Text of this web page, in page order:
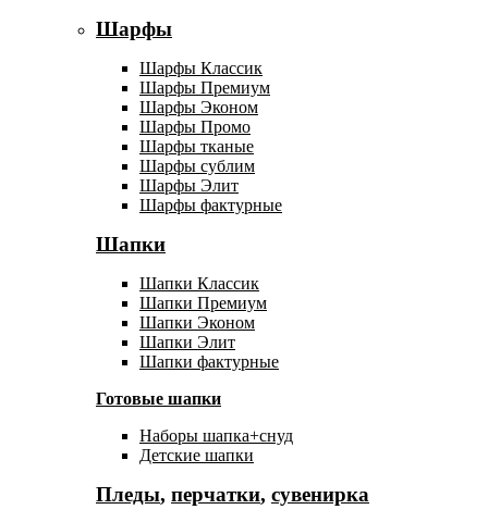
Шарфы
Шарфы Классик
Шарфы Премиум
Шарфы Эконом
Шарфы Промо
Шарфы тканые
Шарфы сублим
Шарфы Элит
Шарфы фактурные
Шапки
Шапки Классик
Шапки Премиум
Шапки Эконом
Шапки Элит
Шапки фактурные
Готовые шапки
Наборы шапка+снуд
Детские шапки
Пледы, перчатки, сувенирка